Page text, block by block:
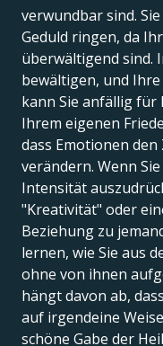
verwundbar sind.
Geduld ringen, da
überwältigend sind.
bewältigen, und Ihre
kann Sie anfällig für
Ihrem eigenen
dass Emotionen den
verändern. Wenn Sie
Intensität
"Kreativität" oder
Beziehung zu
lernen, wie Sie aus
ohne von ihnen
hängt davon ab,
auf irgendeine
schöne Gabe der